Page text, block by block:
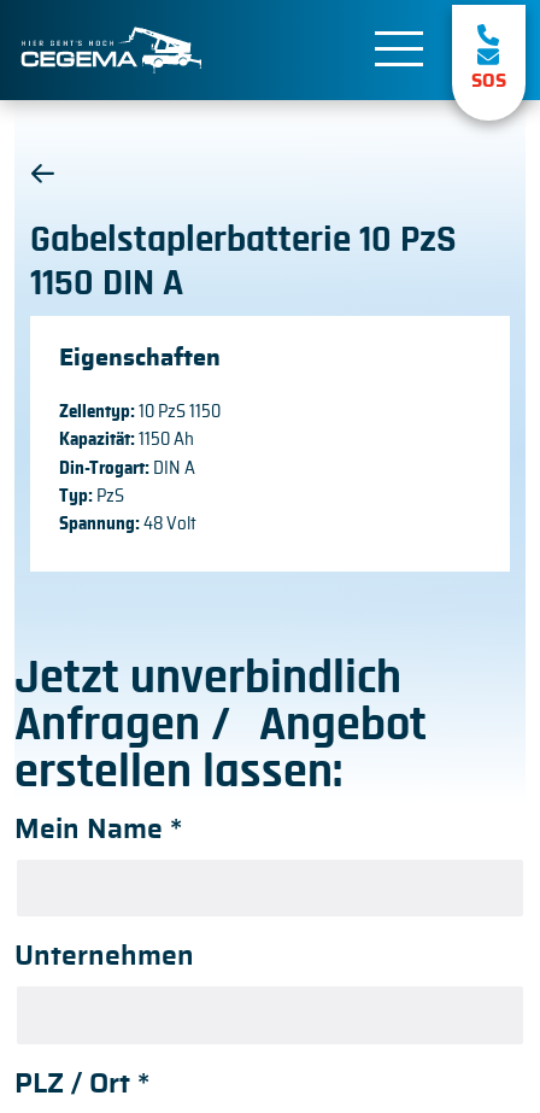
SOS
Gabelstaplerbatterie 10 PzS
1150 DIN A
Eigenschaften
Zellentyp: 10 PzS 1150
Kapazität:1150 Ah
Din-Trogart: DIN A
Typ: PzS
Spannung:48 Volt
Jetzt unverbindlich
Anfragen / Angebot
erstellen lassen:
Mein Name *
Unternehmen
PLZ / Ort *